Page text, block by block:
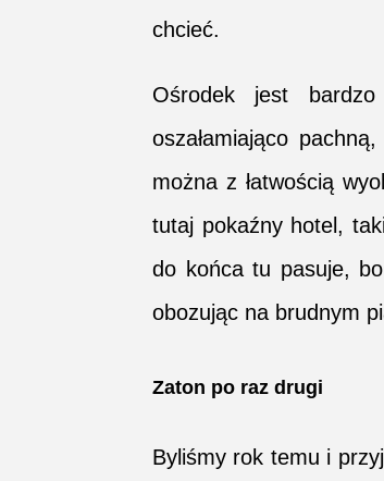
chcieć.
Ośrodek jest
oszałamiająco
można z łatwością
tutaj pokaźny hotel,
do końca tu pasuje,
obozując na brudnym
Zaton po raz drugi
Byliśmy rok temu i